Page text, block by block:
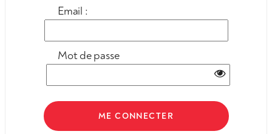
Email :
Mot de passe